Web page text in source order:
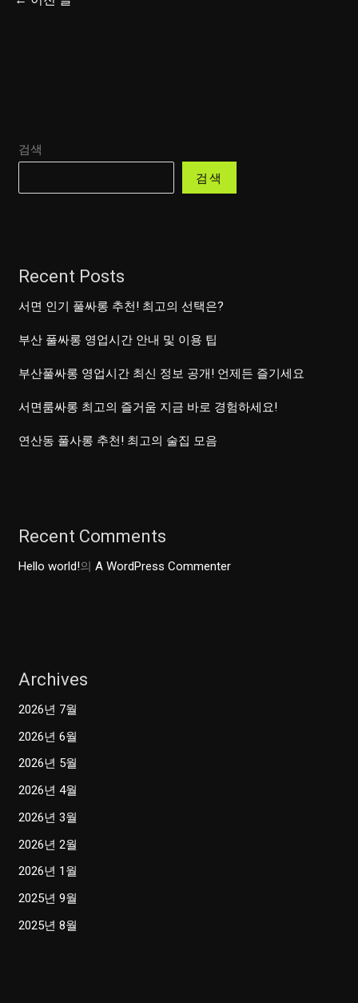
검색
검색
Recent Posts
서면 인기 풀싸롱 추천! 최고의 선택은?
부산 풀싸롱 영업시간 안내 및 이용 팁
부산풀싸롱 영업시간 최신 정보 공개! 언제든 즐기세요
서면룸싸롱 최고의 즐거움 지금 바로 경험하세요!
연산동 풀사롱 추천! 최고의 술집 모음
Recent Comments
Hello world!의A WordPress Commenter
Archives
2026년 7월
2026년 6월
2026년 5월
2026년 4월
2026년 3월
2026년 2월
2026년 1월
2025년 9월
2025년 8월